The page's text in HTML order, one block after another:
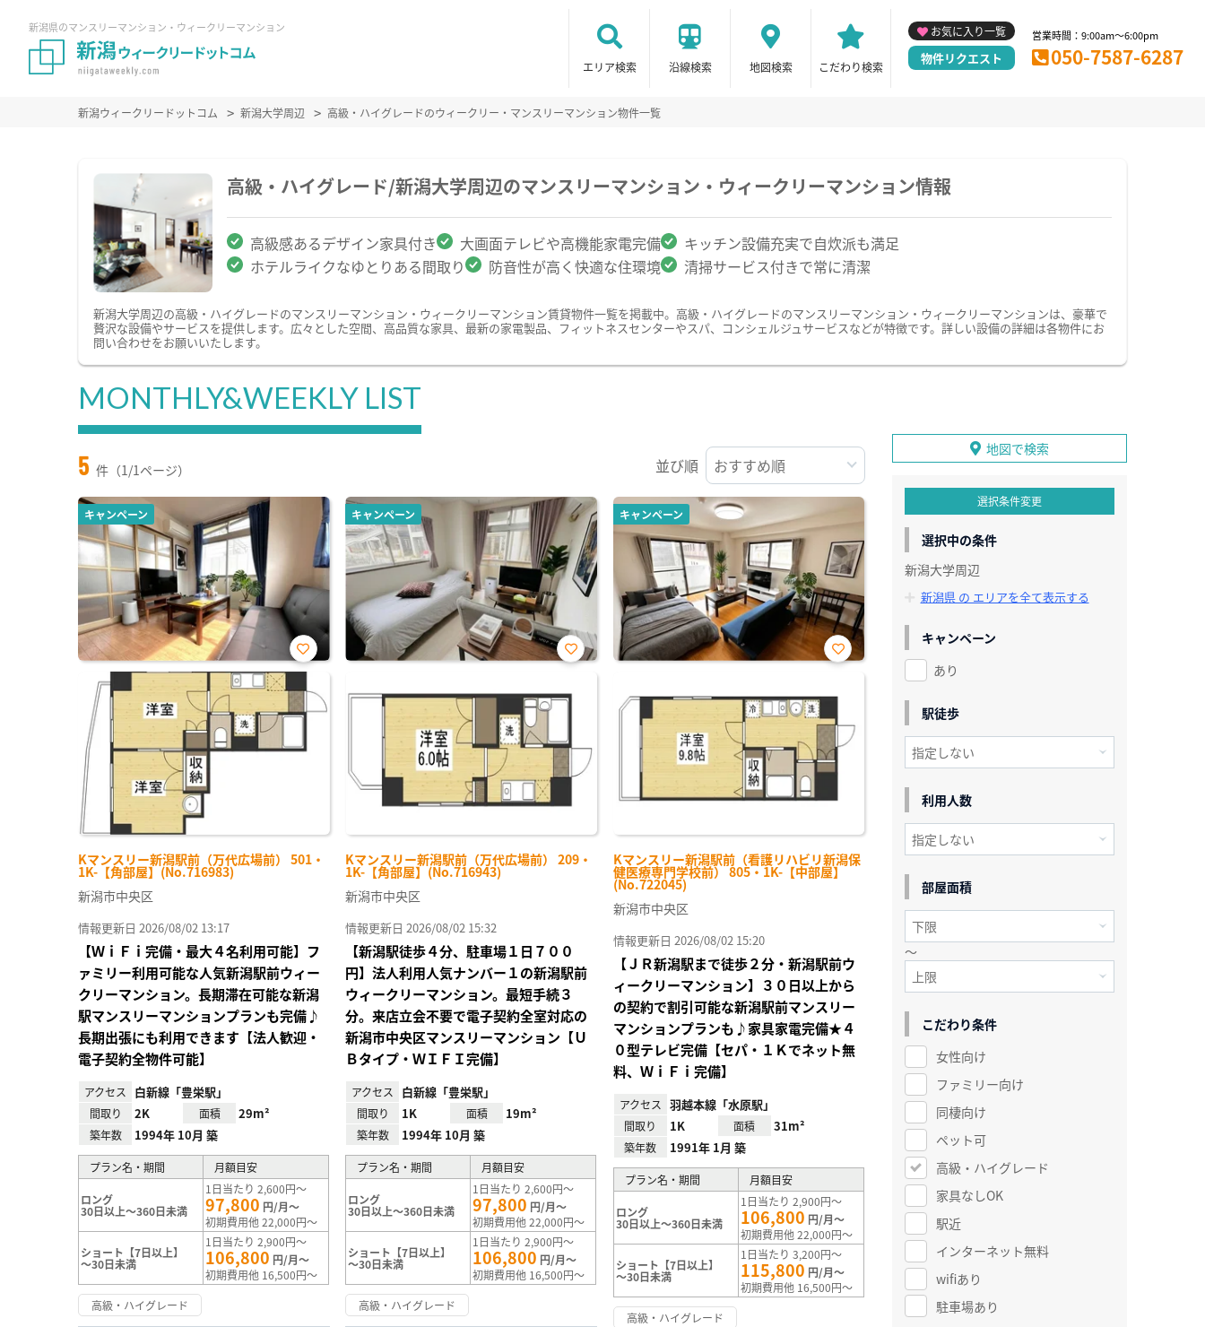
新潟県のマンスリーマンション・ウィークリーマンション
エリア検索 沿線検索 地図検索 こだわり検索
お気に入り一覧
物件リクエスト
営業時間：9:00am～6:00pm
050-7587-6287
新潟ウィークリードットコム 新潟大学周辺 高級・ハイグレードのウィークリー・マンスリーマンション物件一覧
高級・ハイグレード/新潟大学周辺のマンスリーマンション・ウィークリーマンション情報
高級感あるデザイン家具付き 大画面テレビや高機能家電完備
キッチン設備充実で自炊派も満足
ホテルライクなゆとりある間取り
防音性が高く快適な住環境 清掃サービス付きで常に清潔
新潟大学周辺の高級・ハイグレードのマンスリーマンション・ウィークリーマンション賃貸物件一覧を掲載中。高級・ハイグレードのマンスリーマンション・ウィークリーマンションは、豪華で
贅沢な設備やサービスを提供します。広々とした空間、高品質な家具、最新の家電製品、フィットネスセンターやスパ、コンシェルジュサービスなどが特徴です。詳しい設備の詳細は各物件にお
問い合わせをお願いいたします。
MONTHLY&WEEKLY LIST
5 件（1/1ページ） 並び順
キャンペーン
Kマンスリー新潟駅前（万代広場前） 501・
1K-【角部屋】(No.716983)
お気
り登
録
新潟市中央区
情報更新日 2026/08/02 13:17
【ＷｉＦｉ完備・最大４名利用可能】フ
ァミリー利用可能な人気新潟駅前ウィー
クリーマンション。長期滞在可能な新潟
駅マンスリーマンションプランも完備♪
長期出張にも利用できます【法人歓迎・
電子契約全物件可能】
アクセス 白新線「豊栄駅」
間取り 2K 面積 29m²
築年数 1994年 10月 築
プラン名・期間 月額目安
ロング
30日以上～360日未満
1日当たり 2,600円～
97,800 円/月～
初期費用他 22,000円～
ショート【7日以上】
～30日未満
1日当たり 2,900円～
106,800 円/月～
初期費用他 16,500円～
高級・ハイグレード
キャンペーン
Kマンスリー新潟駅前（万代広場前） 209・
1K-【角部屋】(No.716943)
お気
り登
録
新潟市中央区
情報更新日 2026/08/02 15:32
【新潟駅徒歩４分、駐車場１日７００
円】法人利用人気ナンバー１の新潟駅前
ウィークリーマンション。最短手続３
分。来店立会不要で電子契約全室対応の
新潟市中央区マンスリーマンション【Ｕ
Ｂタイプ・ＷＩＦＩ完備】
アクセス 白新線「豊栄駅」
間取り 1K 面積 19m²
築年数 1994年 10月 築
プラン名・期間 月額目安
ロング
30日以上～360日未満
1日当たり 2,600円～
97,800 円/月～
初期費用他 22,000円～
ショート【7日以上】
～30日未満
1日当たり 2,900円～
106,800 円/月～
初期費用他 16,500円～
高級・ハイグレード
キャンペーン
Kマンスリー新潟駅前（看護リハビリ新潟保
健医療専門学校前） 805・1K-【中部屋】
(No.722045)
お気
り登
新潟市中央区
情報更新日 2026/08/02 15:20
【ＪＲ新潟駅まで徒歩２分・新潟駅前ウ
ィークリーマンション】３０日以上から
の契約で割引可能な新潟駅前マンスリー
マンションプランも♪家具家電完備★４
０型テレビ完備【セパ・１Ｋでネット無
料、ＷｉＦｉ完備】
アクセス 羽越本線「水原駅」
間取り 1K 面積 31m²
築年数 1991年 1月 築
プラン名・期間 月額目安
ロング
30日以上～360日未満
1日当たり 2,900円～
106,800 円/月～
初期費用他 22,000円～
ショート【7日以上】
～30日未満
1日当たり 3,200円～
115,800 円/月～
初期費用他 16,500円～
高級・ハイグレード
地図で検索
選択条件変更
選択中の条件
新潟大学周辺
新潟県 の エリアを全て表示する
キャンペーン
あり
駅徒歩
利用人数
部屋面積
～
こだわり条件
女性向け
ファミリー向け
同棲向け
ペット可
高級・ハイグレード
家具なしOK
駅近
インターネット無料
wifiあり
駐車場あり